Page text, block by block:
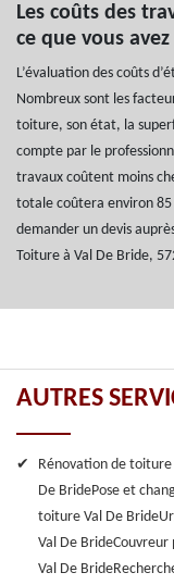
Les coûts des
ce que vous
L’évaluation des coûts
Nombreux sont les
toiture, son état, la
compte par le
travaux coûtent moins
totale coûtera environ
demander un devis
Toiture à Val De Bride,
AUTRES
Rénovation de toiture
De BridePose et
toiture Val De Bride
Val De BrideCouvreur
Val De Bride